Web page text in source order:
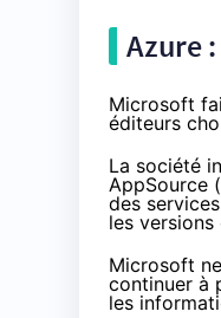
Azure
Microsoft
éditeurs
La société
AppSource
des
les
Microsoft
continuer à
les